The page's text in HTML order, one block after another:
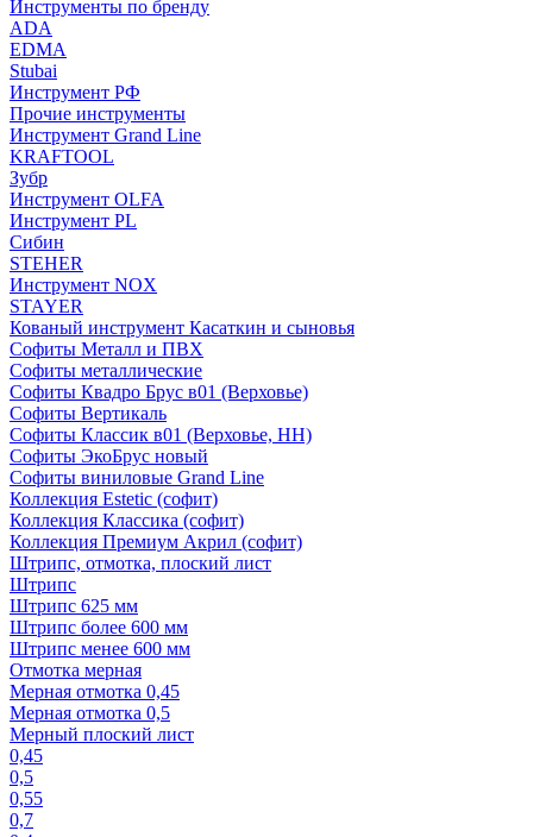
Инструменты по бренду
ADA
EDMA
Stubai
Инструмент РФ
Прочие инструменты
Инструмент Grand Line
KRAFTOOL
Зубр
Инструмент OLFA
Инструмент PL
Сибин
STEHER
Инструмент NOX
STAYER
Кованый инструмент Касаткин и сыновья
Софиты Металл и ПВХ
Софиты металлические
Софиты Квадро Брус в01 (Верховье)
Софиты Вертикаль
Софиты Классик в01 (Верховье, НН)
Софиты ЭкоБрус новый
Софиты виниловые Grand Line
Коллекция Estetic (софит)
Коллекция Классика (софит)
Коллекция Премиум Акрил (софит)
Штрипс, отмотка, плоский лист
Штрипс
Штрипс 625 мм
Штрипс более 600 мм
Штрипс менее 600 мм
Отмотка мерная
Мерная отмотка 0,45
Мерная отмотка 0,5
Мерный плоский лист
0,45
0,5
0,55
0,7